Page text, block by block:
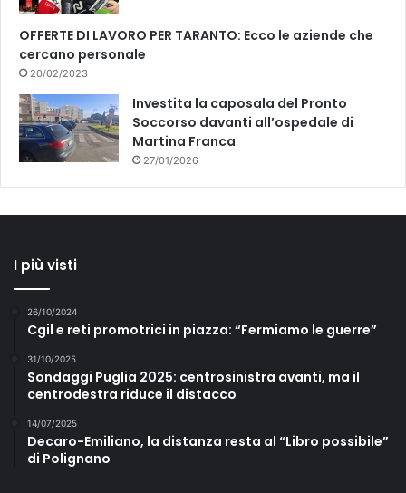
OFFERTE DI LAVORO PER TARANTO: Ecco le aziende che
cercano personale
20/02/2023
Investita la caposala del Pronto
Soccorso davanti all’ospedale di
Martina Franca
27/01/2026
I più visti
26/10/2024
Cgil e reti promotrici in piazza: “Fermiamo le guerre”
31/10/2025
Sondaggi Puglia 2025: centrosinistra avanti, ma il
centrodestra riduce il distacco
14/07/2025
Decaro-Emiliano, la distanza resta al “Libro possibile”
di Polignano